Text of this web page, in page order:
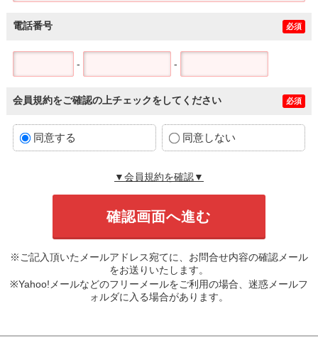
電話番号 必須
- -
会員規約をご確認の上チェックをしてください 必須
同意する 同意しない
▼会員規約を確認▼
※ご記入頂いたメールアドレス宛てに、お問合せ内容の確認メール
をお送りいたします。
※Yahoo!メールなどのフリーメールをご利用の場合、迷惑メールフ
ォルダに入る場合があります。